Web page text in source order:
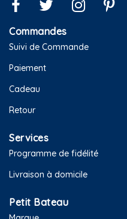
Commandes
Suivi de Commande
Paiement
Cadeau
Retour
Services
Programme de fidélité
Livraison à domicile
Petit Bateau